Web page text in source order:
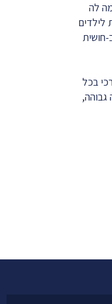
לה
לילדים
חושית
בכל